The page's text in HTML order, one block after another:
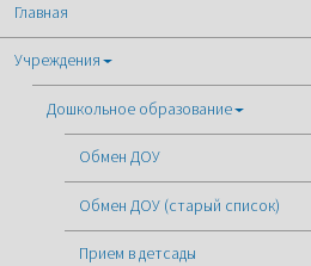
Главная
Учреждения
Дошкольное образование
Обмен ДОУ
Обмен ДОУ (старый список)
Прием в детсады